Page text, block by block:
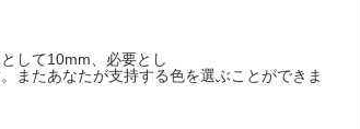
して10mm、必要とし
またあなたが支持する色を選ぶことができま